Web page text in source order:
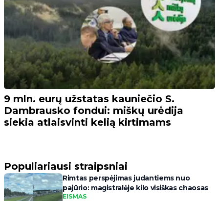
9 mln. eurų užstatas kauniečio S.
Dambrausko fondui: miškų urėdija
siekia atlaisvinti kelią kirtimams
Populiariausi straipsniai
Rimtas perspėjimas judantiems nuo
pajūrio: magistralėje kilo visiškas chaosas
EISMAS